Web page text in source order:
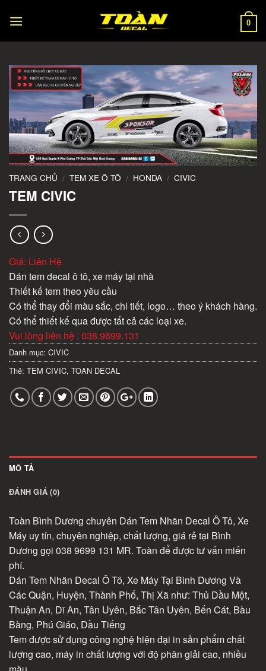
0
TRANG CHỦ / TEM XE Ô TÔ / HONDA / CIVIC
TEM CIVIC
Giá: Liên Hệ
Dán tem decal ô tô, xe máy tại nhà
Thiết kế tem theo yêu cầu
Có thể thay đổi màu sắc, chi tiết, logo… theo ý khách hàng.
Có thể thiết kế qua được tất cả các loại xe.
Vui lòng liên hệ : 038.9699.131
Danh mục: CIVIC
Thẻ: TEM CIVIC, TOAN DECAL
MÔ TẢ
ĐÁNH GIÁ (0)
Toàn Bình Dương chuyên Dán Tem Nhãn Decal Ô Tô, Xe
Máy uy tín, chuyên nghiệp, chất lượng, giá rẻ tại Bình
Dương gọi 038 9699 131 MR. Toàn để được tư vấn miến
phí.
Dán Tem Nhãn Decal Ô Tô, Xe Máy Tại Bình Dương Và
Các Quận, Huyện, Thành Phố, Thị Xã như: Thủ Dầu Một,
Thuận An, Dĩ An, Tân Uyên, Bắc Tân Uyên, Bến Cát, Bàu
Bàng, Phú Giáo, Dầu Tiếng
Tem được sử dụng công nghệ hiện đại in sản phẩm chất
lượng cao, máy in chất lượng với độ phân giải cao, nhiều